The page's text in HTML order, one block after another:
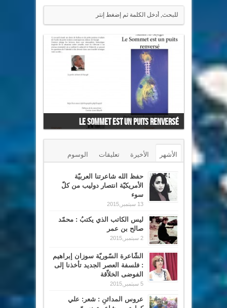
Le Sommet est un puits renversé
الأشهر الأخيرة تعليقات الوسوم
حفظ الله شاعرتنا العربيّة
الأمريكيّة انتصار دوليب من كلّ
سوء
13 سبتمبر,2015
ليس الكاتب الذي يكتبُ : محمّد
صالح بن عمر
2 سبتمبر,2015
الشّاعرة السّوريّة سوزان إبراهيم
: فلسفة العصر الجديد تأخذنا إلى
الفوضى الخلاّقة
5 سبتمبر,2015
عروس المدائنِ : شعر: علي